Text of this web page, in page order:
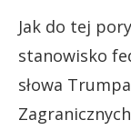
Jak do tej
stanowisko
słowa